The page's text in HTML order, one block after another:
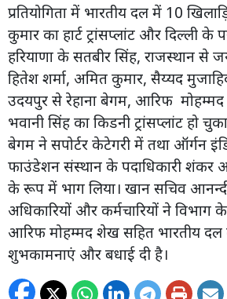
प्रतियोगिता में भारतीय दल में 10
कुमार का हार्ट ट्रांसप्लांट और दिल्ली के
हरियाणा के सतबीर सिंह, राजस्थान से
हितेश शर्मा, अमित कुमार, सैय्यद
उदयपुर से रेहाना बेगम, आरिफ
भवानी सिंह का किडनी ट्रांसप्लांट हो
बेगम ने सपोर्टर केटेगरी में तथा ऑर्गन
फाउंडेशन संस्थान के पदाधिकारी शंकर
के रूप में भाग लिया। खान सचिव
अधिकारियों और कर्मचारियों ने विभाग
आरिफ मोहम्मद शेख सहित भारतीय
शुभकामनाएं और बधाई दी है।